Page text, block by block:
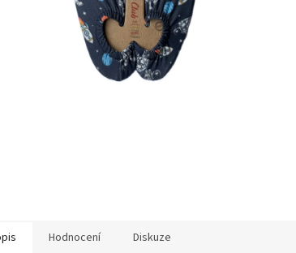
Hodnocení Diskuze